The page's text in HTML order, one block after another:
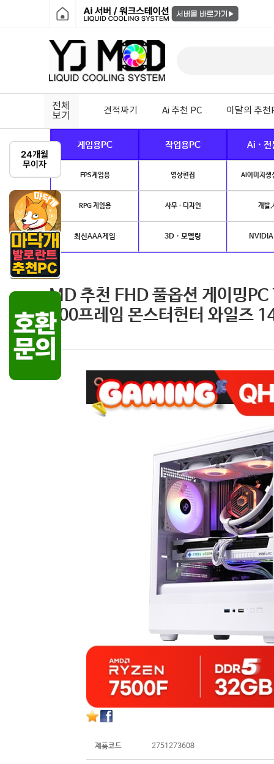
전체
보기
견적짜기 Ai 추천 PC 이달의 추천
게임용PC 작업용PC Ai · 전
FPS게임용 영상편집 AI이미지생
RPG 게임용 사무 · 디자인 개발.
최신AAA게임 3D · 모델링
MD 추천 FHD 풀옵션 게이밍
200프레임 몬스터헌터 와일즈
제품코드 2751273608